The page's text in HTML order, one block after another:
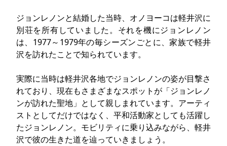
ジョンレノンと結婚した当時、オノヨーコは軽井沢に
別荘を所有していました。それを機にジョンレノン
は、1977～1979年の毎シーズンごとに、家族で軽井
沢を訪れたことで知られています。
実際に当時は軽井沢各地でジョンレノンの姿が目撃さ
れており、現在もさまざまなスポットが「ジョンレノ
ンが訪れた聖地」として親しまれています。アーティ
ストとしてだけではなく、平和活動家としても活躍し
たジョンレノン。モビリティに乗り込みながら、軽井
沢で彼の生きた道を辿っていきましょう。